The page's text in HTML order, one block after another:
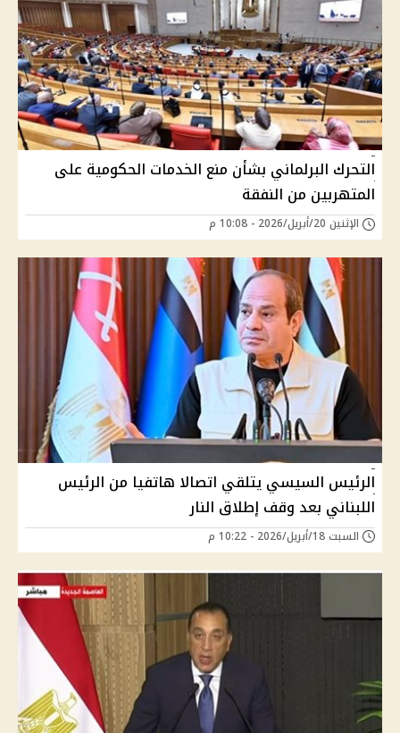
التحرك البرلماني بشأن منع الخدمات الحكومية على
المتهربين من النفقة
الإثنين 20/أبريل/2026 - 10:08 م
الرئيس السيسي يتلقي اتصالا هاتفيا من الرئيس
اللبناني بعد وقف إطلاق النار
السبت 18/أبريل/2026 - 10:22 م